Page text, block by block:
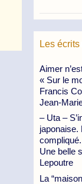
Les
Aimer
« Sur le
Francis
Jean-
– Uta –
japonaise.
Une belle
Lepoutre
La